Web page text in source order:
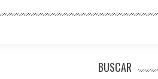
BUSCAR